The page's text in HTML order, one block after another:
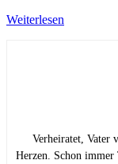
Weiterlesen
Verheiratet, Vater
Herzen. Schon